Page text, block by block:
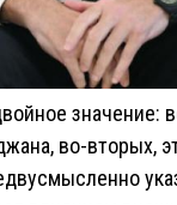
значение:
во-вторых,